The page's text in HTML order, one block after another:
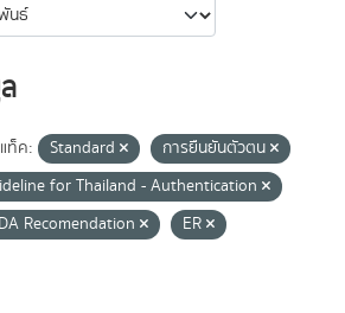
แท็ค: Standard
การยืนยันตัวตน
for Thailand - Authentication
Recomendation
ER